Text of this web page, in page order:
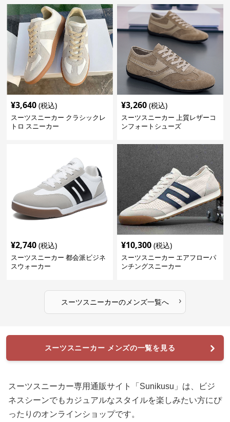
¥3,640 (税込)
スーツスニーカー クラシックレ
トロ スニーカー
¥3,260 (税込)
スーツスニーカー 上質レザーコ
ンフォートシューズ
¥2,740 (税込)
スーツスニーカー 都会派ビジネ
スウォーカー
¥10,300 (税込)
スーツスニーカー エアフローパ
ンチングスニーカー
スーツスニーカーのメンズ一覧へ ›
スーツスニーカー メンズの一覧を見る
スーツスニーカー専用通販サイト「Sunikusu」は、ビジ
ネスシーンでもカジュアルなスタイルを楽しみたい方にぴ
ったりのオンラインショップです。